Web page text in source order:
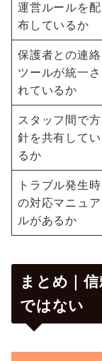
運営ルールを配
布しているか
保護者との連絡
ツールが統一さ
れているか
スタッフ間で方
針を共有してい
るか
トラブル発生時
の対応マニュア
ルがあるか
まとめ｜
ではない